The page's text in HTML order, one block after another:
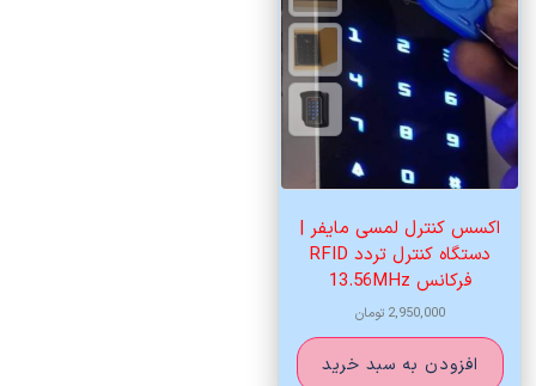
اکسس کنترل لمسی مایفر |
دستگاه کنترل تردد RFID
فرکانس 13.56MHz
2,950,000 تومان
افزودن به سبد خرید